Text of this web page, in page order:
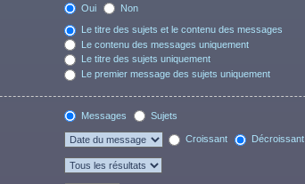
Oui Non
Le titre des sujets et le contenu des messages
Le contenu des messages uniquement
Le titre des sujets uniquement
Le premier message des sujets uniquement
Messages Sujets
Croissant Décroissant